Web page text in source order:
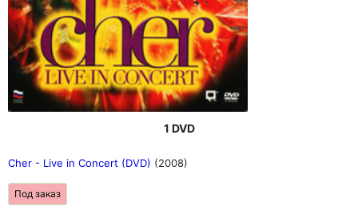
1 DVD
Cher - Live in Concert (DVD) (2008)
Под заказ